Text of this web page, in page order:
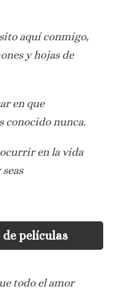
aquí conmigo,
y hojas de
en que
conocido nunca.
en la vida
películas
todo el amor